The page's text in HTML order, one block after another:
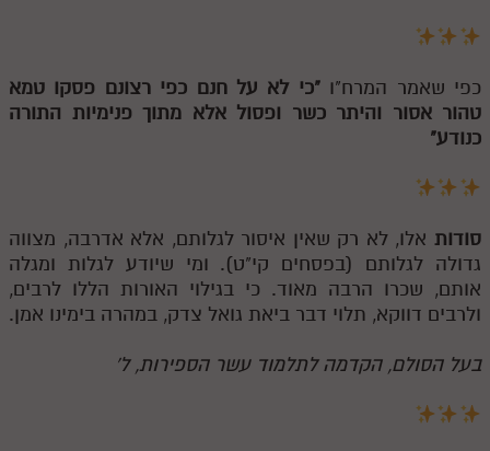
כפי שאמר המרח"ו"כי לא על חנם כפי רצונם פסקו טמא
טהור אסור והיתר כשר ופסול אלא מתוך פנימיות התורה
כנודע"
סודות אלו, לא רק שאין איסור לגלותם, אלא אדרבה, מצווה
גדולה לגלותם (בפסחים קי"ט). ומי שיודע לגלות ומגלה
אותם, שכרו הרבה מאוד. כי בגילוי האורות הללו לרבים,
ולרבים דווקא, תלוי דבר ביאת גואל צדק, במהרה בימינו אמן.
בעל הסולם, הקדמה לתלמוד עשר הספירות, ל'